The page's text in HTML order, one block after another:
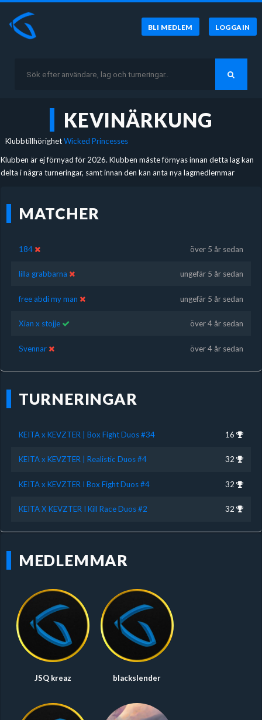
BLI MEDLEM LOGGA IN
KEVINÄRKUNG
KlubbtillhörighetWicked Princesses
Klubben är ej förnyad för 2026. Klubben måste förnyas innan detta lag kan
delta i några turneringar, samt innan den kan anta nya lagmedlemmar
MATCHER
184 över 5 år sedan
lilla grabbarna ungefär 5 år sedan
free abdi my man ungefär 5 år sedan
Xian x stojje över 4 år sedan
Svennar över 4 år sedan
TURNERINGAR
KEITA x KEVZTER | Box Fight Duos #34 16
KEITA x KEVZTER | Realistic Duos #4 32
KEITA x KEVZTER I Box Fight Duos #4 32
KEITA X KEVZTER I Kill Race Duos #2 32
MEDLEMMAR
JSQ kreaz blackslender